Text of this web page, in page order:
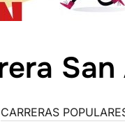
CARRERAS